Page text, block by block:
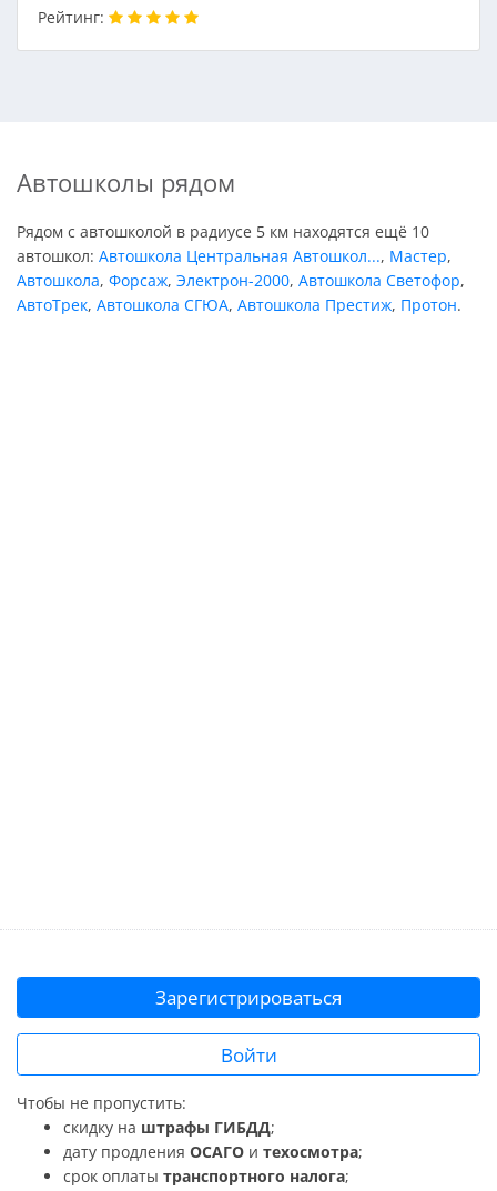
Рейтинг:
Автошколы рядом
Рядом с автошколой в радиусе 5 км находятся ещё 10
автошкол: Автошкола Центральная Автошкол..., Мастер,
Автошкола, Форсаж, Электрон-2000, Автошкола Светофор,
АвтоТрек, Автошкола СГЮА, Автошкола Престиж, Протон.
Зарегистрироваться
Войти
Чтобы не пропустить:
скидку на штрафы ГИБДД;
дату продления ОСАГО и техосмотра;
срок оплаты транспортного налога;